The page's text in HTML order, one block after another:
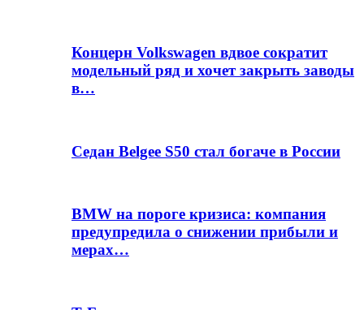
Концерн Volkswagen вдвое сократит
модельный ряд и хочет закрыть заводы
в…
Седан Belgee S50 стал богаче в России
BMW на пороге кризиса: компания
предупредила о снижении прибыли и
мерах…